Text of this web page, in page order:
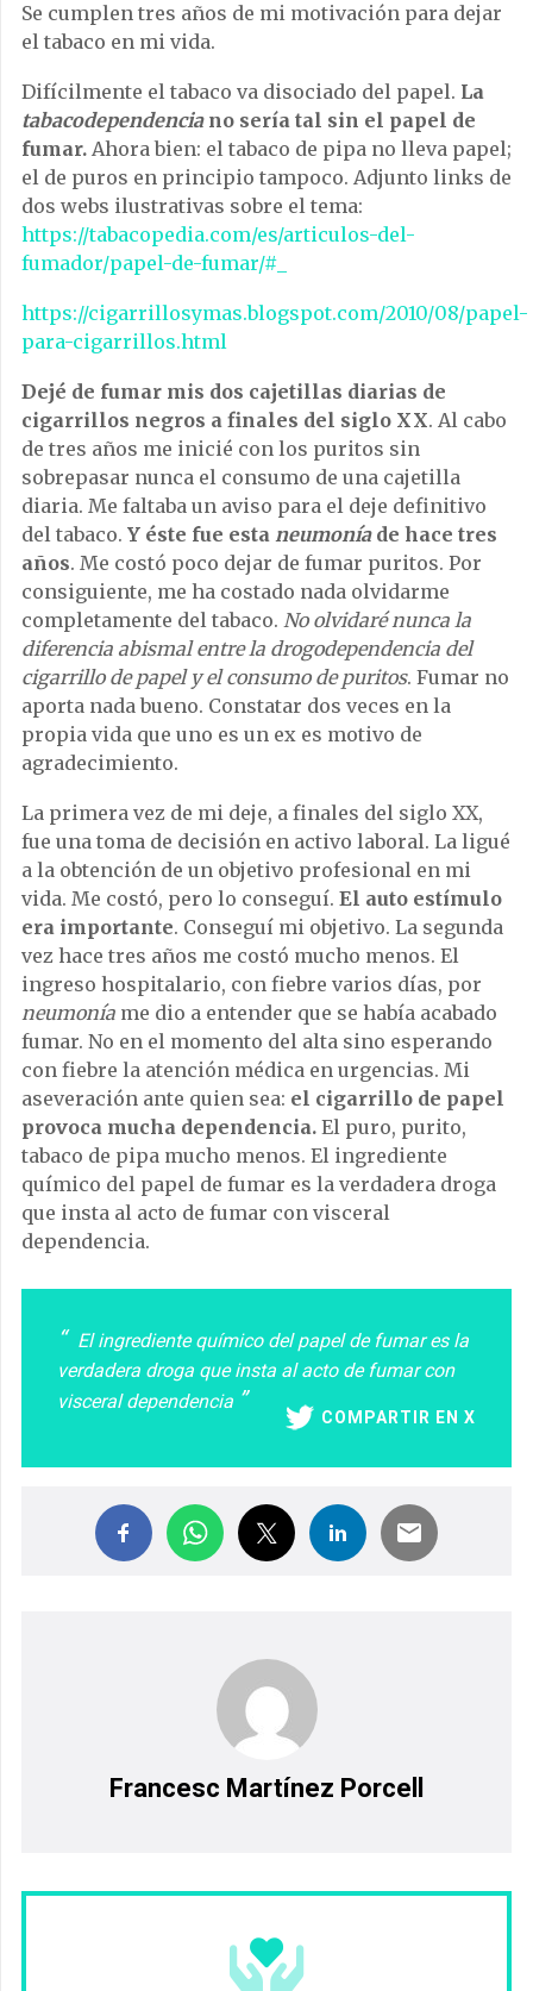
Se cumplen tres años de mi motivación para dejar
el tabaco en mi vida.
Difícilmente el tabaco va disociado del papel. La
tabacodependenciano sería tal sin el papel de
fumar. Ahora bien: el tabaco de pipa no lleva papel;
el de puros en principio tampoco. Adjunto links de
dos webs ilustrativas sobre el tema:
https://tabacopedia.com/es/articulos-del-
fumador/papel-de-fumar/#_
https://cigarrillosymas.blogspot.com/2010/08/papel-
para-cigarrillos.html
Dejé de fumar mis dos cajetillas diarias de
cigarrillos negros a finales del siglo XX. Al cabo
de tres años me inicié con los puritos sin
sobrepasar nunca el consumo de una cajetilla
diaria. Me faltaba un aviso para el deje definitivo
del tabaco. Y éste fue esta neumoníade hace tres
años. Me costó poco dejar de fumar puritos. Por
consiguiente, me ha costado nada olvidarme
completamente del tabaco. No olvidaré nunca la
diferencia abismal entre la drogodependencia del
cigarrillo de papel y el consumo de puritos. Fumar no
aporta nada bueno. Constatar dos veces en la
propia vida que uno es un ex es motivo de
agradecimiento.
La primera vez de mi deje, a finales del siglo XX,
fue una toma de decisión en activo laboral. La ligué
a la obtención de un objetivo profesional en mi
vida. Me costó, pero lo conseguí. El auto estímulo
era importante. Conseguí mi objetivo. La segunda
vez hace tres años me costó mucho menos. El
ingreso hospitalario, con fiebre varios días, por
neumonía me dio a entender que se había acabado
fumar. No en el momento del alta sino esperando
con fiebre la atención médica en urgencias. Mi
aseveración ante quien sea: el cigarrillo de papel
provoca mucha dependencia. El puro, purito,
tabaco de pipa mucho menos. El ingrediente
químico del papel de fumar es la verdadera droga
que insta al acto de fumar con visceral
dependencia.
El ingrediente químico del papel de fumar es la
verdadera droga que insta al acto de fumar con
visceral dependencia
COMPARTIR EN X
Francesc Martínez Porcell